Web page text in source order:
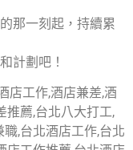
那一刻起，持續累
計劃吧！
店工作,酒店兼差,酒
推薦,台北八大打工,
,台北酒店工作,台北